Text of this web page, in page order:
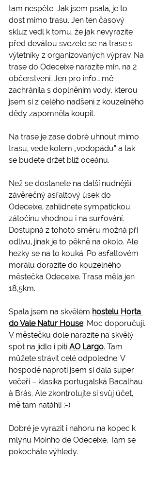
tam nespěte. Jak jsem psala, je to
dost mimo trasu. Jen ten časový
skluz vedl k tomu, že jak nevyrazíte
před devátou svezete se na trase s
výletníky z organizovaných výprav. Na
trase do Odeceixe narazíte min. na 2
občerstvení. Jen pro info… mě
zachránila s doplněním vody, kterou
jsem si z celého nadšení z kouzelného
dědy zapomněla koupit.
Na trase je zase dobré uhnout mimo
trasu, vede kolem „vodopádu“ a tak
se budete držet blíž oceánu.
Než se dostanete na další nudnější
závěrečný asfaltový úsek do
Odeceixe, zahlídnete sympatickou
zátočinu vhodnou i na surfování.
Dostupná z tohoto směru možná při
odlivu, jinak je to pěkně na okolo. Ale
hezky se na to kouká. Po asfaltovém
morálu dorazíte do kouzelného
městečka Odeceixe. Trasa měla jen
18,5km.
Spala jsem na skvělém hostelu Horta
do Vale Natur House. Moc doporučuji.
V městečku dole narazíte na skvělý
spot na jídlo i pití AO Largo. Tam
můžete strávit celé odpoledne. V
hospodě naproti jsem si dala super
večeři – klasika portugalská Bacalhau
à Brás. Ale zkontrolujte si svůj účet,
mě tam natáhli :-).
Dobré je vyrazit i nahoru na kopec k
mlýnu Moinho de Odeceixe. Tam se
pokocháte výhledy.